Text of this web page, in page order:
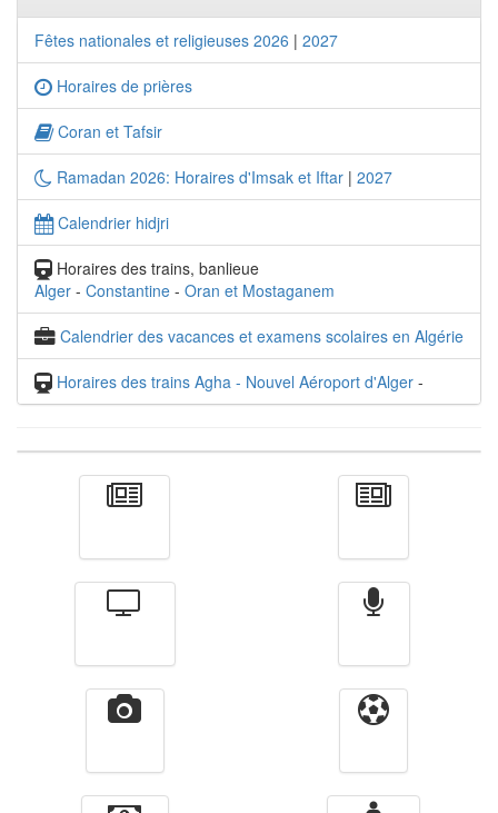
Fêtes nationales et religieuses 2026 | 2027
Horaires de prières
Coran et Tafsir
Ramadan 2026: Horaires d'Imsak et Iftar | 2027
Calendrier hidjri
Horaires des trains, banlieue
Alger - Constantine - Oran et Mostaganem
Calendrier des vacances et examens scolaires en Algérie
Horaires des trains Agha - Nouvel Aéroport d'Alger -